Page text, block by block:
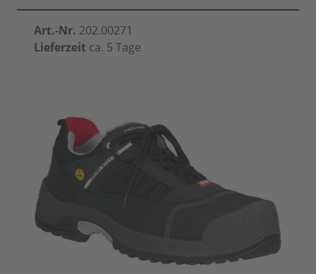
Art.-Nr. 202.00271
Lieferzeit ca. 5 Tage